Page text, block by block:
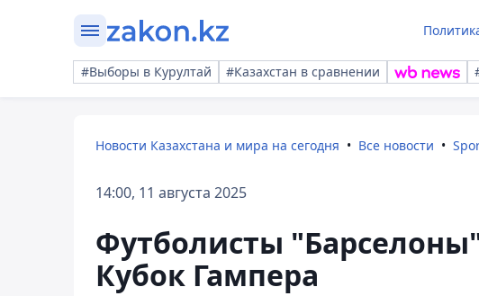
#Выборы в Курултай #Казахстан в сравнении
Новости Казахстана и мира на сегодня Все новости
14:00, 11 августа 2025
Футболисты
Кубок Гампера